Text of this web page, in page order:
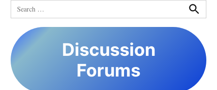
Search
for:
Search
Discussion
Forums